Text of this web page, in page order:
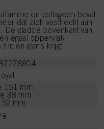
en collageen bevat
dat zich vasthecht aan
De gladde bovenkant van
egaal oppervlak
en glans krijgt.
161 mm
38 mm
mm